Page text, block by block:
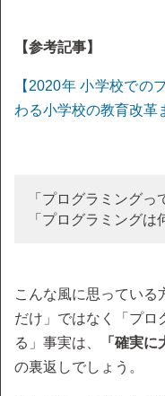
【参考記事】
【2020年 小学校での
わる小学校の教育改革
「プログラミングっ
「プログラミングは
こんな風に思っている
だけ」ではなく「プロ
る」事実は、
「確実
の裏返しでしょう。